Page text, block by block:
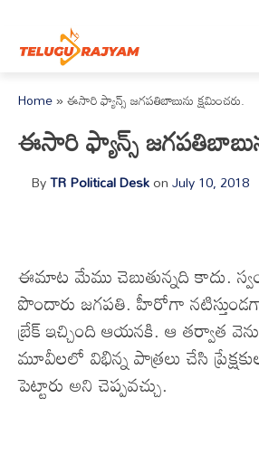
Home»ఈసారి ఫ్యాన్స్ జగపతిబాబును క్షమించరు.
ఈసారి ఫ్యాన్స్
ByTR Political DeskonJuly 10, 2018
ఈమాట మేము చెబుతున్నది కాదు.
పొందారు జగపతి. హీరోగా
బ్రేక్ ఇచ్చింది ఆయనకి. ఆ తర్వాత
మూవీలలో విభిన్న పాత్రలు చేసి
పెట్టారు అని చెప్పవచ్చు.